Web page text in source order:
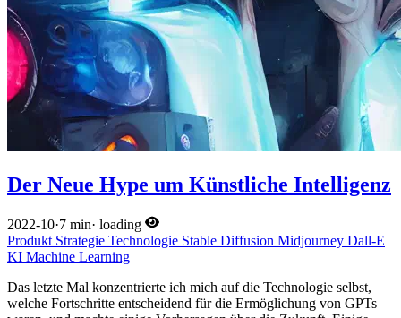
Der Neue Hype um Künstliche Intelligenz
2022-10·7 min· loading
Produkt Strategie Technologie Stable Diffusion Midjourney Dall-E
KI Machine Learning
Das letzte Mal konzentrierte ich mich auf die Technologie selbst,
welche Fortschritte entscheidend für die Ermöglichung von GPTs